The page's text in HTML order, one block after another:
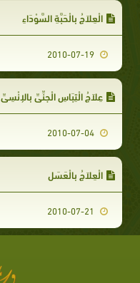
الْعِلاَجُ بِالْحَبَّةِ السَّوْدَاءِ
عِلاَجُ الْتِبَاسِ الْجِنِّيِّ بِالإِنْسِيِّ
الْعِلاَجُ بِالْعَسَلِ